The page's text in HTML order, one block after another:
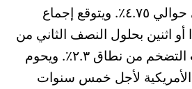
للاحتياطي الفيدرالي حوالي ٤.٧٥٪. ويتوقع إجماع
اثنين بحلول النصف الثاني من
عام ٢٠٢٦ مع اقتراب التضخم من نطاق ٢.٣٪. ويحوم
الأمريكية لأجل خمس سنوات